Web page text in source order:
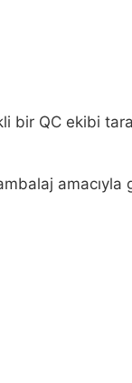
bir QC ekibi